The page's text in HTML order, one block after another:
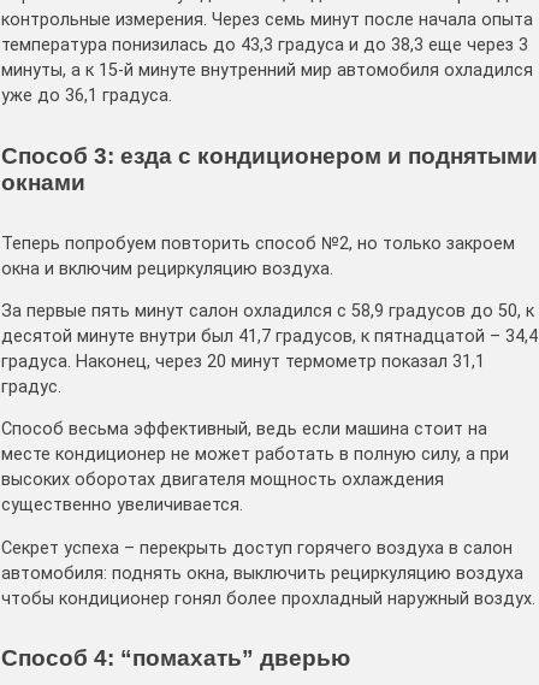
контрольные измерения. Через семь минут после начала опыта
температура понизилась до 43,3 градуса и до 38,3 еще через 3
минуты, а к 15-й минуте внутренний мир автомобиля охладился
уже до 36,1 градуса.
Способ 3: езда с кондиционером и поднятыми
окнами
Теперь попробуем повторить способ №2, но только закроем
окна и включим рециркуляцию воздуха.
За первые пять минут салон охладился с 58,9 градусов до 50, к
десятой минуте внутри был 41,7 градусов, к пятнадцатой – 34,4
градуса. Наконец, через 20 минут термометр показал 31,1
градус.
Способ весьма эффективный, ведь если машина стоит на
месте кондиционер не может работать в полную силу, а при
высоких оборотах двигателя мощность охлаждения
существенно увеличивается.
Секрет успеха – перекрыть доступ горячего воздуха в салон
автомобиля: поднять окна, выключить рециркуляцию воздуха
чтобы кондиционер гонял более прохладный наружный воздух.
Способ 4: “помахать” дверью